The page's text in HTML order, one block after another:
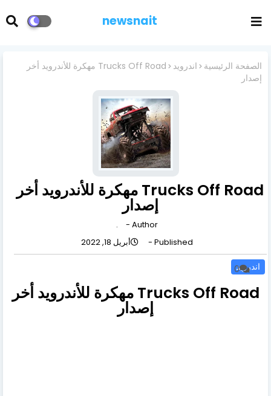
newsnait
الصفحة الرئيسية اندرويد
Trucks Off Road مهكرة للأندرويد أخر
إصدار
Trucks Off Road مهكرة للأندرويد أخر
إصدار
Author -
.
Published -
أبريل 18, 2022
اندرويد0
Trucks Off Road مهكرة للأندرويد أخر
إصدار